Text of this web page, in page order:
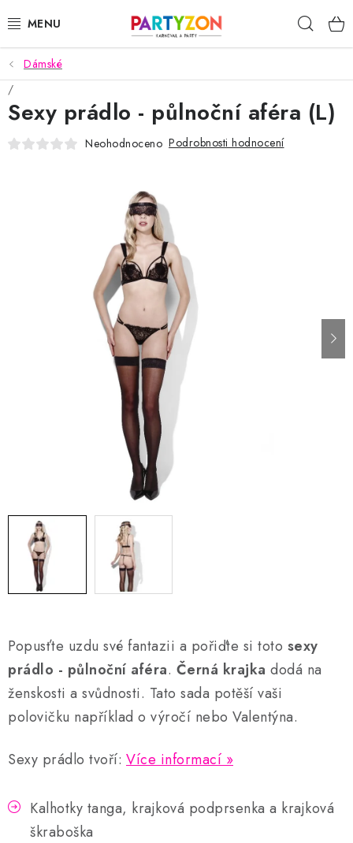
na
KARNEVALOVÉ MASKY
KARNEVALOVÉ KOSTÝMY
DOPLŇKY NA KARNEVAL
DEKORACE A VÝZDOBA
EXKLUZIVNÍ KOSTÝMY
NOVINKY 2025
Nejčastější otázky a odpovědi
Vrácení a reklamace
Podmínky ochrany osobních údajů
Dámské
Popusťte uzdu své fantazii a pořiďte si toto sexy
prádlo - půlnoční aféra. Černá krajka dodá na
ženskosti a svůdnosti. Tato sada potěší vaši
polovičku například o výročí nebo Valentýna.
Sexy prádlo tvoří: Více informací
Kalhotky tanga, krajková podprsenka a krajková
škraboška
Sexy prádlo - půlnoční aféra (L)
Neohodnoceno Podrobnosti hodnocení